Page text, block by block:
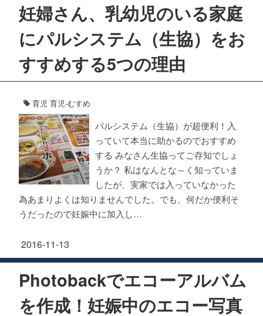
妊婦さん、乳幼児のいる家庭
にパルシステム（生協）をお
すすめする5つの理由
育児 育児-むすめ
パルシステム（生協）が超便利！入
っていて本当に助かるのでおすすめ
する みなさん生協ってご存知でしょ
うか？ 私はなんとな～く知っていま
したが、実家では入っていなかった
為あまりよくは知りませんでした。でも、何だか便利そ
うだったので妊娠中に加入し…
2016-11-13
Photobackでエコーアルバム
を作成！妊娠中のエコー写真